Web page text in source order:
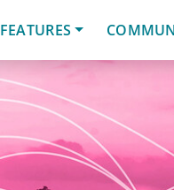
FEATURES